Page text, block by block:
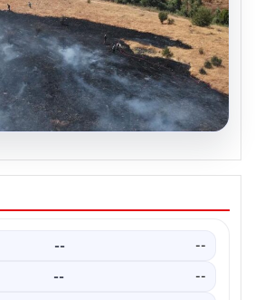
alandan ormana
söndürüldü
Alındı", "content": "Tunceli’nin
-- --
-- --